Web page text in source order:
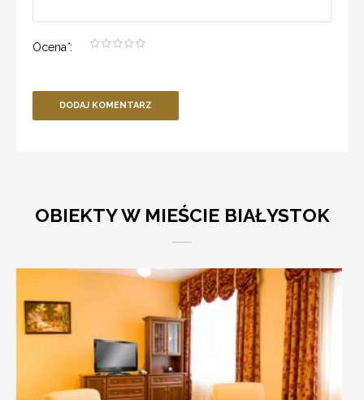
Ocena*:
DODAJ KOMENTARZ
OBIEKTY W MIEŚCIE BIAŁYSTOK